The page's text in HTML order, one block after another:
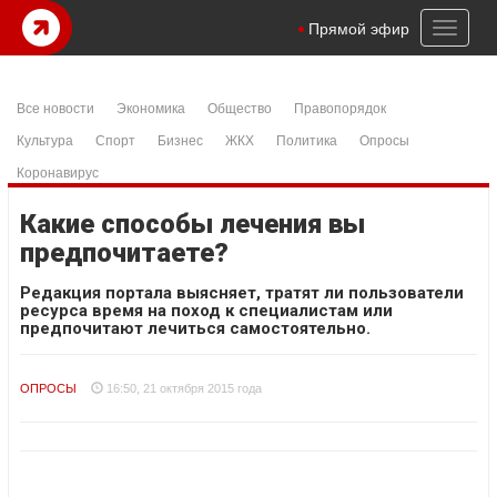
Toggle
Прямой эфир
Все новости Экономика Общество
Правопорядок
Культура
Спорт Бизнес ЖКХ Политика
Опросы
Коронавирус
Какие способы лечения вы
предпочитаете?
Редакция портала выясняет, тратят ли пользователи
ресурса время на поход к специалистам или
предпочитают лечиться самостоятельно.
ОПРОСЫ 16:50, 21 октября 2015 года